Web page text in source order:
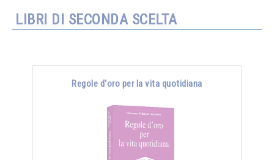
LIBRI DI SECONDA SCELTA
Regole d'oro per la vita quotidiana